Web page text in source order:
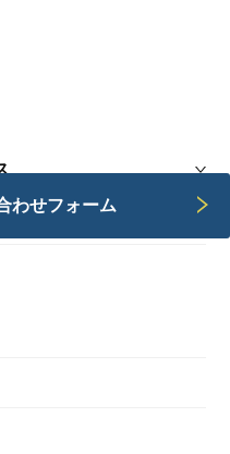
わせフォーム